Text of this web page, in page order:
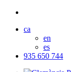
ca
en
es
935 650 744